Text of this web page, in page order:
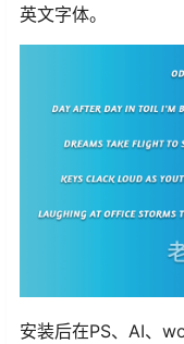
英文字体。
安装后在PS、AI、